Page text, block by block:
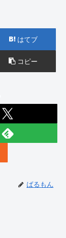
はてブ
コピー
ばるもん